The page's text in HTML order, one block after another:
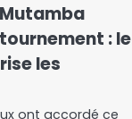
: le
les
ont accordé ce